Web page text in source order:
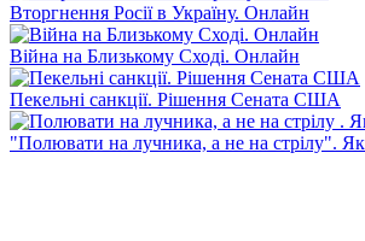
Вторгнення Росії в Україну. Онлайн
Війна на Близькому Сході. Онлайн
Пекельні санкції. Рішення Сената США
"Полювати на лучника, а не на стрілу". Як